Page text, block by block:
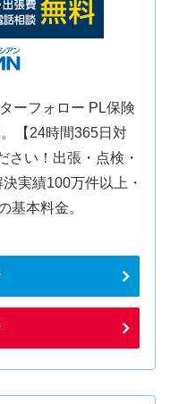
ーフォロー PL保険
【24時間365日対
さい！出張・点検・
実績100万件以上・
基本料金。